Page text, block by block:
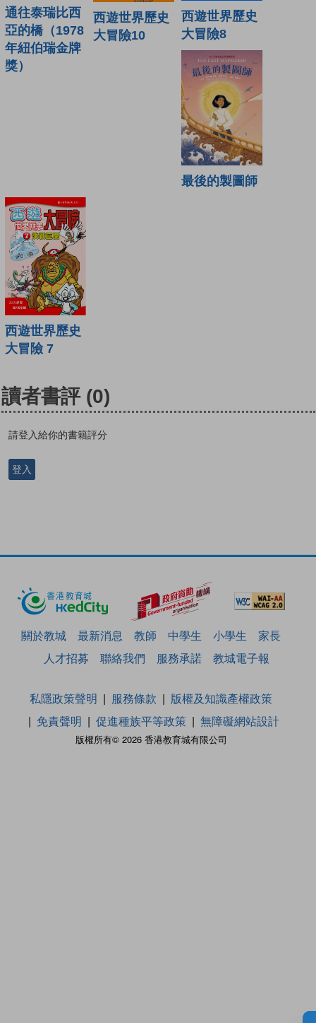
通往泰瑞比西
亞的橋（1978
年紐伯瑞金牌
獎）
西遊世界歷史
大冒險10
西遊世界歷史
大冒險8
最後的製圖師
西遊世界歷史
大冒險 7
讀者書評 (0)
請登入給你的書籍評分
登入
關於教城 最新消息 教師 中學生 小學生
家長
人才招募
聯絡我們 服務承諾 教城電子報
版權所有© 2026 香港教育城有限公司
私隱政策聲明 服務條款
版權及知識產權政策
免責聲明
促進種族平等政策 無障礙網站設計